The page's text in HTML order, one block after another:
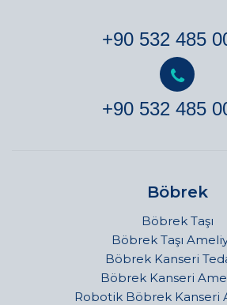
+90 532 485
+90 532 485
Böbrek
Böbrek Taşı
Böbrek Taşı
Böbrek Kanseri
Böbrek Kanseri
Robotik Böbrek Kanseri